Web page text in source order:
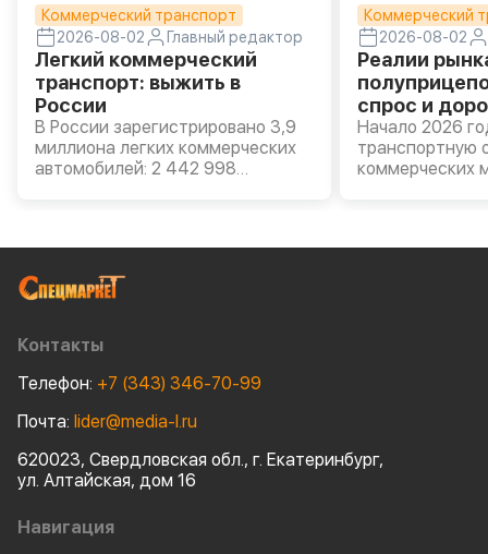
Коммерческий транспорт
2026-08-02
Главный редактор
Легкий коммерческий
транспорт: выжить в
России
В России зарегистрировано 3,9
миллиона легких коммерческих
автомобилей: 2 442 998
2026 года. Прирост за полгода –
2%, примерно поровну
отечественных и иномарок. По
расширении сегмента. Так чего
ждать от рынка? Будут ли
продаваться легкие грузовики?
Достигнуто ли дно?
Коммерческий
2026-08-02
Реалии
спрос и
Начало 2026
транспортную
коммерческих
среднем на
Навигация
Контакты
Телефон: +7 (343) 346-70-99
Почта: lider@media-l.ru
620023, Свердловская обл., г. Екатеринбург,
ул. Алтайская, дом 16